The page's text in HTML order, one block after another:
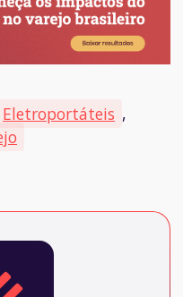
Eletroportáteis ,